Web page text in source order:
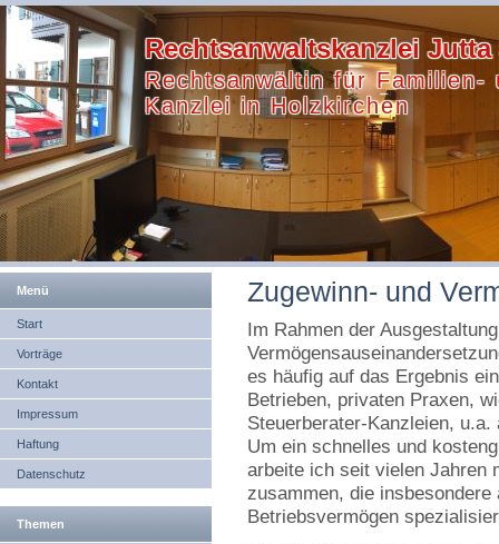
Rechtsanwaltskanzlei
Rechtsanwältin für Familien-
Kanzlei in Holzkirchen
Menü
Start
Vorträge
Kontakt
Impressum
Haftung
Datenschutz
Themen
Zugewinn- und
Im Rahmen der
es häufig auf das Ergebnis
Betrieben, privaten Praxen,
Steuerberater-Kanzleien, u.a.
Um ein schnelles und
arbeite ich seit vielen Jahren
zusammen, die
Betriebsvermögen